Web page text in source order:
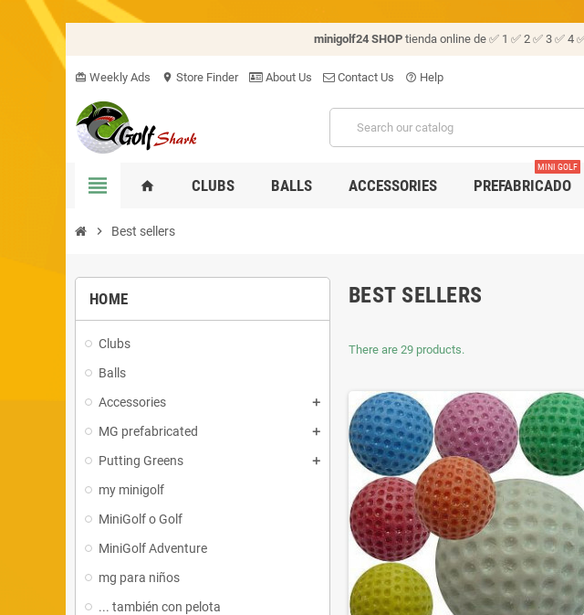
minigolf24 SHOP tienda online de ✅ 1 ✅ 2 ✅ 3 ✅
card_giftcard Weekly Ads location_on Store Finder About Us Contact Us help_outline Help
view_headline home CLUBS BALLS ACCESSORIES PREFABRICADO
MINI GOLF
chevron_right Best sellers
HOME
Clubs
Balls
Accessories
MG prefabricated
Putting Greens
my minigolf
MiniGolf o Golf
MiniGolf Adventure
mg para niños
... también con pelota
BEST SELLERS
There are 29 products.